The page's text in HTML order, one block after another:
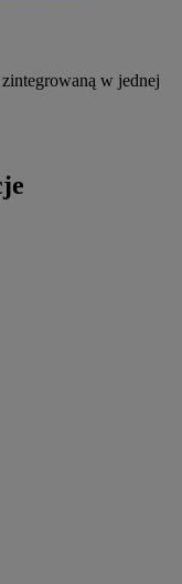
w jednej